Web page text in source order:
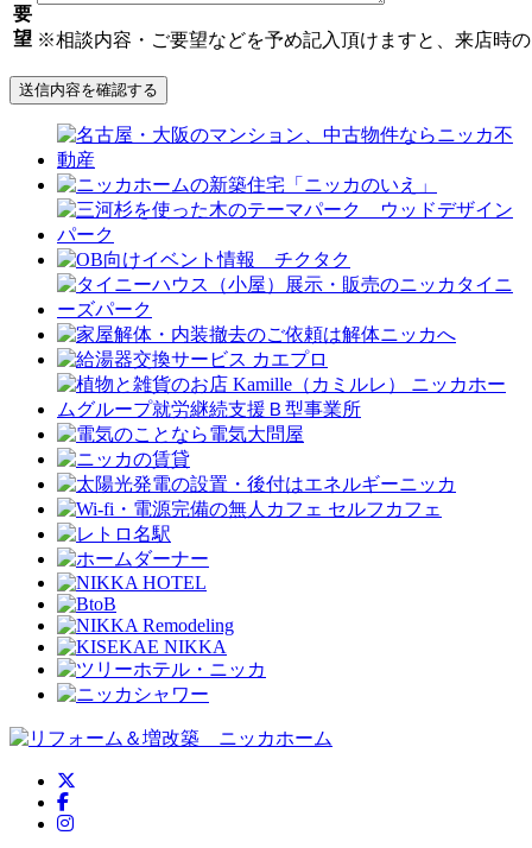
要
望 ※相談内容・ご要望などを予め記入頂けますと、来店時
送信内容を確認する
ニッカホーム公式Facebook
ニッカホーム公式Instagram